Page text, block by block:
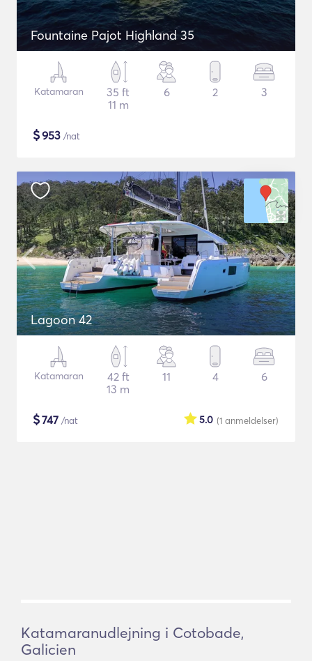
Fountaine Pajot Highland 35
Katamaran
35 ft
11 m
6 2 3
$953 /nat
Lagoon 42
Katamaran
42 ft
13 m
11 4 6
$747 /nat (1 anmeldelser)
5.0
Katamaranudlejning i Cotobade,
Galicien